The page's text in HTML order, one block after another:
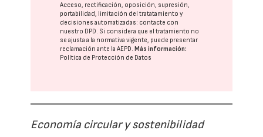
Acceso, rectificación, oposición, supresión,
portabilidad, limitación del tratatamiento y
decisiones automatizadas: contacte con
nuestro DPD. Si considera que el tratamiento no
se ajusta a la normativa vigente, puede presentar
reclamación ante laAEPD. Más información:
Política de Protección de Datos
Economía circular y sostenibilidad